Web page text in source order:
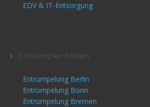
EDV & IT-Entsorgung
Entrümpler finden
Entrümpelung Berlin
Entrümpelung Bonn
Entrümpelung Bremen